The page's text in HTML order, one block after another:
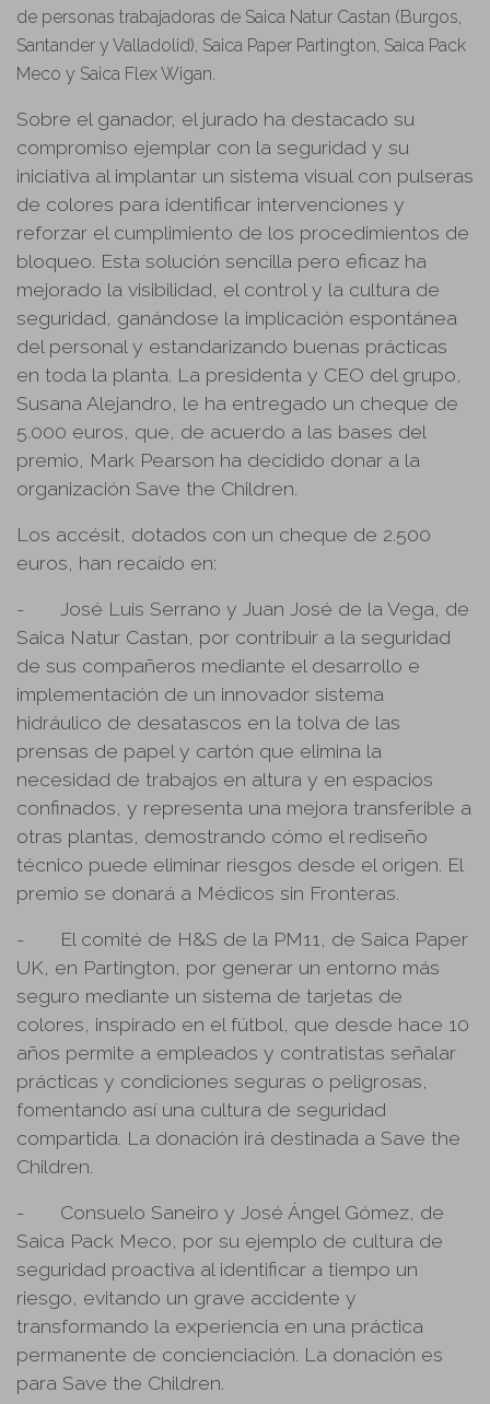
de personas trabajadoras de Saica Natur Castan (Burgos,
Santander y Valladolid), Saica Paper Partington, Saica Pack
Meco y Saica Flex Wigan.
Sobre el ganador, el jurado ha destacado su
compromiso ejemplar con la seguridad y su
iniciativa al implantar un sistema visual con pulseras
de colores para identificar intervenciones y
reforzar el cumplimiento de los procedimientos de
bloqueo. Esta solución sencilla pero eficaz ha
mejorado la visibilidad, el control y la cultura de
seguridad, ganándose la implicación espontánea
del personal y estandarizando buenas prácticas
en toda la planta. La presidenta y CEO del grupo,
Susana Alejandro, le ha entregado un cheque de
5.000 euros, que, de acuerdo a las bases del
premio, Mark Pearson ha decidido donar a la
organización Save the Children.
Los accésit, dotados con un cheque de 2.500
euros, han recaído en:
-
José Luis Serrano y Juan José de la Vega, de
Saica Natur Castan, por contribuir a la seguridad
de sus compañeros mediante el desarrollo e
implementación de un innovador sistema
hidráulico de desatascos en la tolva de las
prensas de papel y cartón que elimina la
necesidad de trabajos en altura y en espacios
confinados, y representa una mejora transferible a
otras plantas, demostrando cómo el rediseño
técnico puede eliminar riesgos desde el origen. El
premio se donará a Médicos sin Fronteras.
-
El comité de H&S de la PM11, de Saica Paper
UK, en Partington, por generar un entorno más
seguro mediante un sistema de tarjetas de
colores, inspirado en el fútbol, que desde hace 10
años permite a empleados y contratistas señalar
prácticas y condiciones seguras o peligrosas,
fomentando así una cultura de seguridad
compartida. La donación irá destinada a Save the
Children.
-
Consuelo Saneiro y José Ángel Gómez, de
Saica Pack Meco, por su ejemplo de cultura de
seguridad proactiva al identificar a tiempo un
riesgo, evitando un grave accidente y
transformando la experiencia en una práctica
permanente de concienciación. La donación es
para Save the Children.